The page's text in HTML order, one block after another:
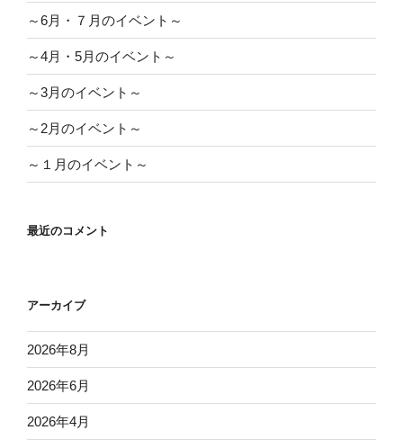
～6月・７月のイベント～
～4月・5月のイベント～
～3月のイベント～
～2月のイベント～
～１月のイベント～
最近のコメント
アーカイブ
2026年8月
2026年6月
2026年4月